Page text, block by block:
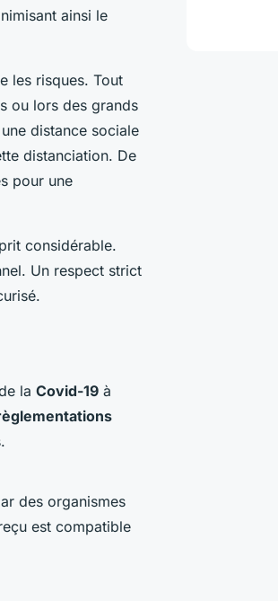
ainsi le
les risques. Tout
ou lors des grands
distance sociale
distanciation. De
pour une
considérable.
Un respect strict
la Covid-19 à
des organismes
est compatible